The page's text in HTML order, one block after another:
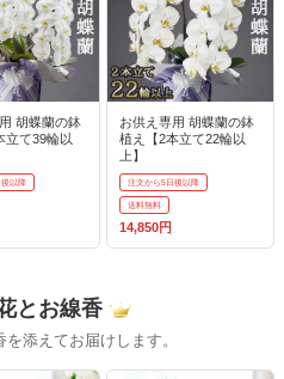
胡蝶蘭の鉢
立て39輪以
以降
お供え専用 胡蝶蘭の鉢
植え【2本立て22輪以
上】
注文から5日後以降
送料無料
14,850円
とお線香
添えてお届けします。